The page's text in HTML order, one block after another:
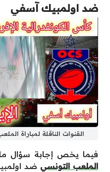
ضد اولمبيك آسفي
القنوات الناقلة لمباراة
فيما يخص إجابة سؤال ما
الملعب التونسي ضد